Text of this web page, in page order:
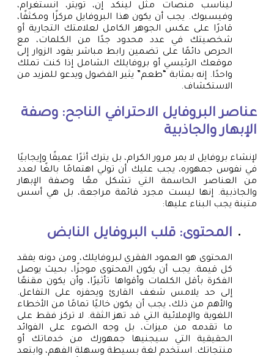
ليناسب منصات مثل لينكد إن، تويتر، انستغرام،
وفيسبوك. يجب أن يكون هذا البروفايل مركزًا ومكثفًا،
قادرًا على عكس الجوهر الكامل لعلامتك التجارية أو
شخصيتك في عدد محدود جدًا من الكلمات، مع
الحرص دائمًا على تضمين رابط مباشر يقود الزوار إلى
موقعك الرئيسي أو بروفايلك الشامل إذا كنت تملك
واحدًا. إنه بمثابة “طعم” يثير الفضول ويدعو للمزيد من
الاستكشاف.
عناصر البروفايل الاحترافي الناجح: وصفة
الإبهار والجاذبية
لإنشاء بروفايل لا يمر مرور الكرام، بل يترك أثرًا عميقًا وإيجابيًا
في نفوس جمهوره، يجب عليك أن تولي اهتمامًا بالغًا لعدد
من العناصر الحاسمة التي تشكل معًا وصفة الإبهار
والجاذبية. إنها ليست مجرد قائمة مراجعة، بل هي أسس
متينة يجب البناء عليها:
المحتوى: قلب البروفايل النابض
المحتوى هو العمود الفقري لبروفايلك، ومن دونه يفقد
كل قيمة. يجب أن يكون المحتوى موجزًا، بحيث يوصل
الفكرة بأقل الكلمات وأقواها تأثيرًا، وأن يكون مقنعًا
إلى حد يلامس شغف القارئ ويحفزه على التفاعل.
والأهم من ذلك، يجب أن يكون خاليًا تمامًا من الأخطاء
اللغوية والإملائية التي قد تهز الثقة. لا تركز فقط على
ما تقدمه من ميزات، بل وجه الضوء على الفوائد
الحقيقية التي سيجنيها جمهورك من خدماتك أو
منتجاتك. استخدم لغة بسيطة وسهلة الفهم، وابتعد